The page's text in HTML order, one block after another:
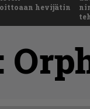
hevijätin